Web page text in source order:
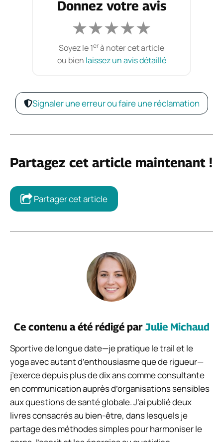
Donnez votre avis
★★★★★
Soyez le 1erà noter cet article
ou bien laissez un avis détaillé
Signaler une erreur ou faire une réclamation
Partagez cet article maintenant !
Partager cet article
Ce contenu a été rédigé par Julie Michaud
Sportive de longue date—je pratique le trail et le
yoga avec autant d’enthousiasme que de rigueur—
j’exerce depuis plus de dix ans comme consultante
en communication auprès d’organisations sensibles
aux questions de santé globale. J’ai publié deux
livres consacrés au bien-être, dans lesquels je
partage des méthodes simples pour harmoniser le